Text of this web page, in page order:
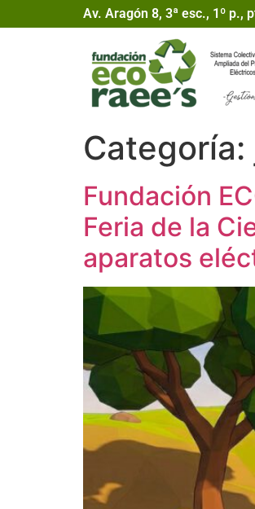
Av. Aragón 8, 3ª esc., 1º p.,
Categoría:
Fundación
Feria de la
aparatos